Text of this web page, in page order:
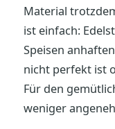
Material
ist einfach:
Speisen
nicht perfekt ist
Für den
weniger